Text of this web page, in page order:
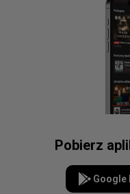
Pobierz
Google